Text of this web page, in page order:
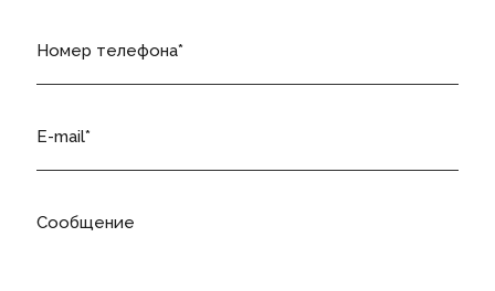
Номер телефона
E-mail
Сообщение